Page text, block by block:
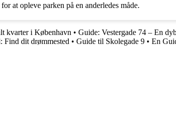
at opleve parken på en anderledes måde.
kvarter i København • Guide: Vestergade 74 – En
Find dit drømmested • Guide til Skolegade 9 • En